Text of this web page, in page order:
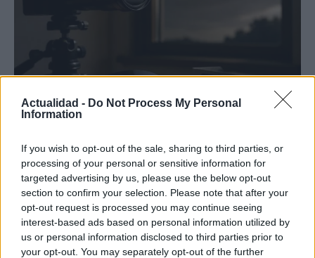
Actualidad - Do Not Process My Personal
Information
If you wish to opt-out of the sale, sharing to third parties, or
processing of your personal or sensitive information for
targeted advertising by us, please use the below opt-out
section to confirm your selection. Please note that after your
opt-out request is processed you may continue seeing
interest-based ads based on personal information utilized by
us or personal information disclosed to third parties prior to
your opt-out. You may separately opt-out of the further
consejos para fotografiar eclipses solares
Un eclipse solar es un espectáculo natural que…
CIENCIA Y TECNOLOGÍA